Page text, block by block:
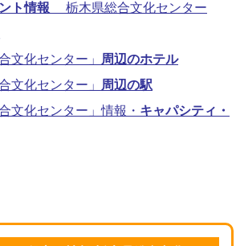
ト情報 栃木県総合文化センター
文化センター」
周辺のホテル
文化センター」
周辺の駅
文化センター」情報・ キャパシティ・